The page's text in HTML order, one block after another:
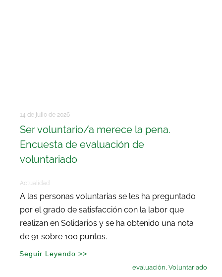
14 de julio de 2026
Ser voluntario/a merece la pena.
Encuesta de evaluación de
voluntariado
Actualidad
A las personas voluntarias se les ha preguntado
por el grado de satisfacción con la labor que
realizan en Solidarios y se ha obtenido una nota
de 91 sobre 100 puntos.
Seguir Leyendo >>
evaluación ,Voluntariado